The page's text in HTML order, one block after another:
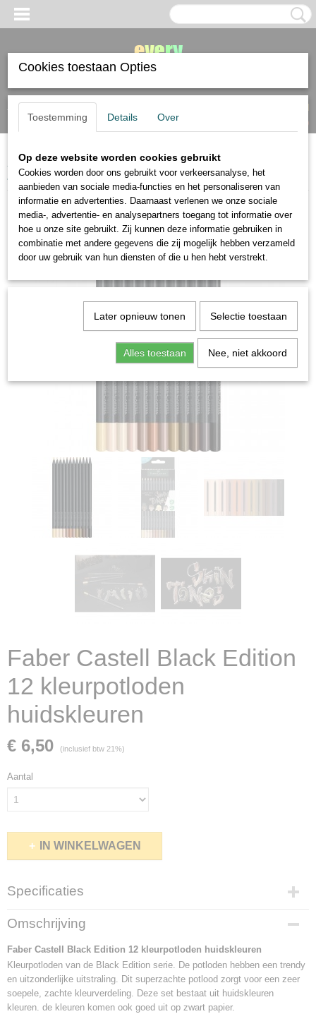
Inloggen Registreren
(0)
Home>Faber Castell>Faber Castell Black Edition 12 kleurpotloden
huidskleuren
Faber Castell Black Edition
12 kleurpotloden
huidskleuren
€ 6,50 (inclusief btw 21%)
Aantal
IN WINKELWAGEN
Specificaties
Netto gewicht
0,49 Kg
Bruto gewicht
0,49 Kg
Omschrijving
Faber Castell Black Edition 12 kleurpotloden huidskleuren
Kleurpotloden van de Black Edition serie. De potloden hebben een trendy
en uitzonderlijke uitstraling. Dit superzachte potlood zorgt voor een zeer
soepele, zachte kleurverdeling. Deze set bestaat uit huidskleuren
kleuren. de kleuren komen ook goed uit op zwart papier.
Cookies toestaan Opties
Toestemming Details Over
Op deze website worden cookies gebruikt
Cookies worden door ons gebruikt voor verkeersanalyse, het
aanbieden van sociale media-functies en het personaliseren van
informatie en advertenties. Daarnaast verlenen we onze sociale
media-, advertentie- en analysepartners toegang tot informatie over
hoe u onze site gebruikt. Zij kunnen deze informatie gebruiken in
combinatie met andere gegevens die zij mogelijk hebben verzameld
door uw gebruik van hun diensten of die u hen hebt verstrekt.
Later opnieuw tonen Selectie toestaan
Alles toestaan Nee, niet akkoord